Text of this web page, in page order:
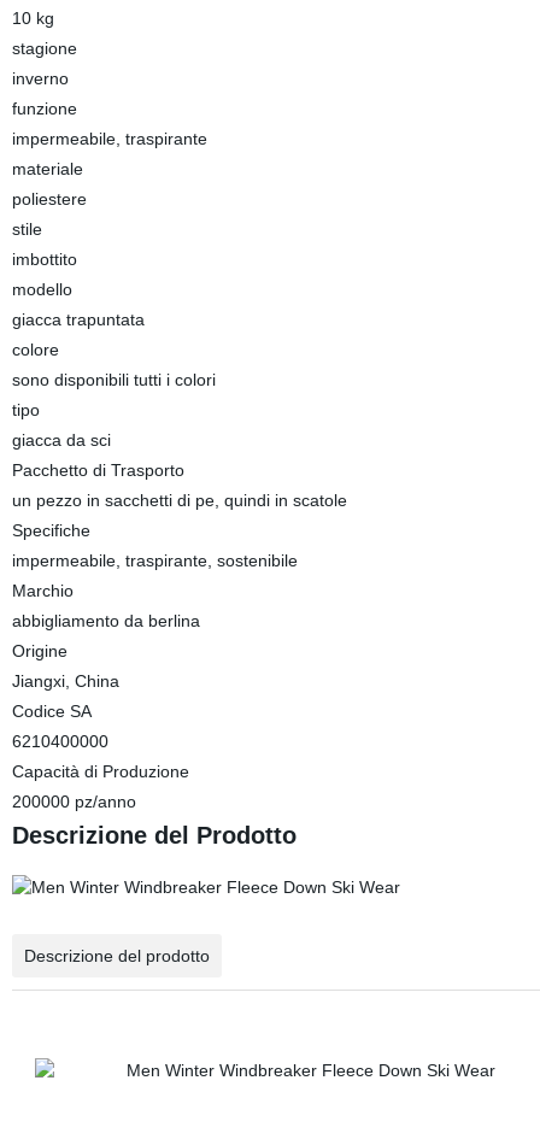
10 kg
stagione
inverno
funzione
impermeabile, traspirante
materiale
poliestere
stile
imbottito
modello
giacca trapuntata
colore
sono disponibili tutti i colori
tipo
giacca da sci
Pacchetto di Trasporto
un pezzo in sacchetti di pe, quindi in scatole
Specifiche
impermeabile, traspirante, sostenibile
Marchio
abbigliamento da berlina
Origine
Jiangxi, China
Codice SA
6210400000
Capacità di Produzione
200000 pz/anno
Descrizione del Prodotto
Descrizione del prodotto